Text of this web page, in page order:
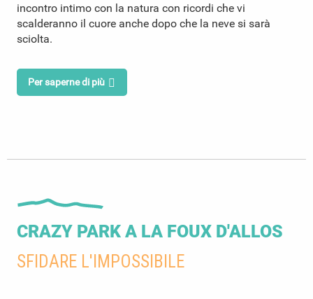
incontro intimo con la natura con ricordi che vi
scalderanno il cuore anche dopo che la neve si sarà
sciolta.
Per saperne di più
CRAZY PARK A LA FOUX D'ALLOS
SFIDARE L'IMPOSSIBILE